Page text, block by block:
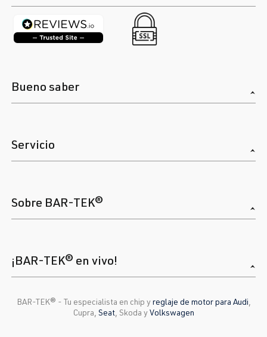
Bueno saber
Servicio
Sobre BAR-TEK®
¡BAR-TEK® en vivo!
BAR-TEK®️ - Tu especialista en chip yreglaje de motor para Audi
Cupra, Seat, Skoda yVolkswagen